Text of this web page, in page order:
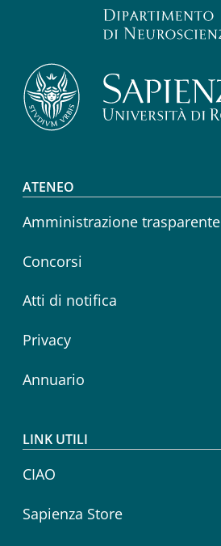
Footer menu
ATENEO
Amministrazione trasparente
Concorsi
Atti di notifica
Privacy
Annuario
LINK UTILI
CIAO
Sapienza Store